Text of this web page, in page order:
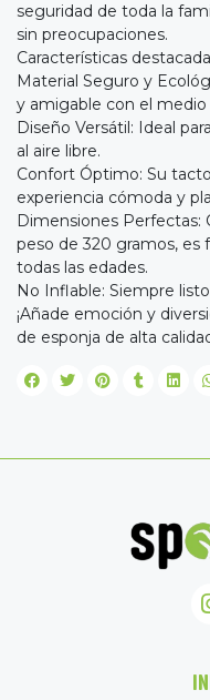
seguridad de toda la
sin preocupaciones.
Características
Material Seguro y
y amigable con el
Diseño Versátil: Ideal
al aire libre.
Confort Óptimo: Su
experiencia cómoda y
Dimensiones
peso de 320 gramos, es
todas las edades.
No Inflable: Siempre
¡Añade emoción y
de esponja de alta